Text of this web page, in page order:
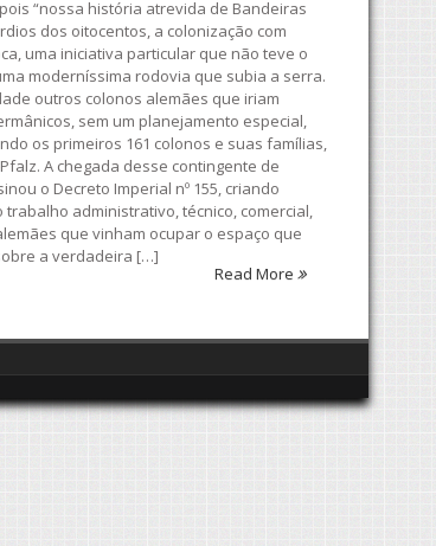
“nossa história atrevida de Bandeiras
dos oitocentos, a colonização com
uma iniciativa particular que não teve o
moderníssima rodovia que subia a serra.
outros colonos alemães que iriam
sem um planejamento especial,
os primeiros 161 colonos e suas famílias,
A chegada desse contingente de
o Decreto Imperial nº 155, criando
administrativo, técnico, comercial,
que vinham ocupar o espaço que
a verdadeira […]
Read More